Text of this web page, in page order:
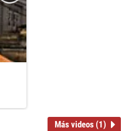
Más videos (1)